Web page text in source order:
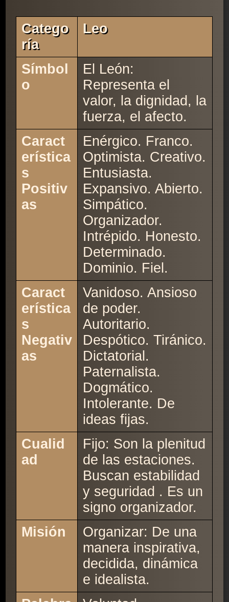
Catego
Ría
Leo
Símbol
o
El León:
Representa el
valor, la dignidad, la
fuerza, el afecto.
Caract
erística
s
Positiv
as
Enérgico. Franco.
Optimista. Creativo.
Entusiasta.
Expansivo. Abierto.
Simpático.
Organizador.
Intrépido. Honesto.
Determinado.
Dominio. Fiel.
Caract
erística
s
Negativ
as
Vanidoso. Ansioso
de poder.
Autoritario.
Despótico. Tiránico.
Dictatorial.
Paternalista.
Dogmático.
Intolerante. De
ideas fijas.
Cualid
ad
Fijo: Son la plenitud
de las estaciones.
Buscan estabilidad
y seguridad . Es un
signo organizador.
Misión
Organizar: De una
manera inspirativa,
decidida, dinámica
e idealista.